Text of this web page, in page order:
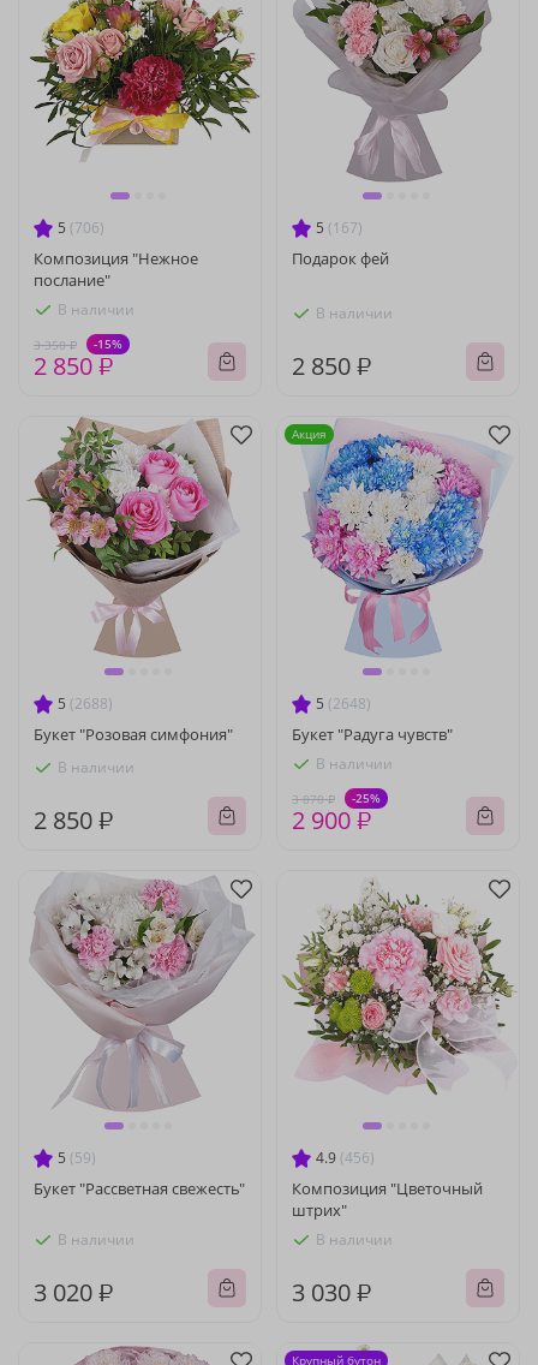
5 (706)
Композиция "Нежное
послание"
В наличии
3 350 ₽ -15%
2 850 ₽
5 (167)
Подарок фей
В наличии
2 850 ₽
5 (2688)
Букет "Розовая симфония"
В наличии
2 850 ₽
5 (2648)
Букет "Радуга чувств"
В наличии
3 870 ₽ -25%
2 900 ₽
Акция
5 (59)
Букет "Рассветная свежесть"
В наличии
3 020 ₽
4.9 (456)
Композиция "Цветочный
штрих"
В наличии
3 030 ₽
Крупный бутон